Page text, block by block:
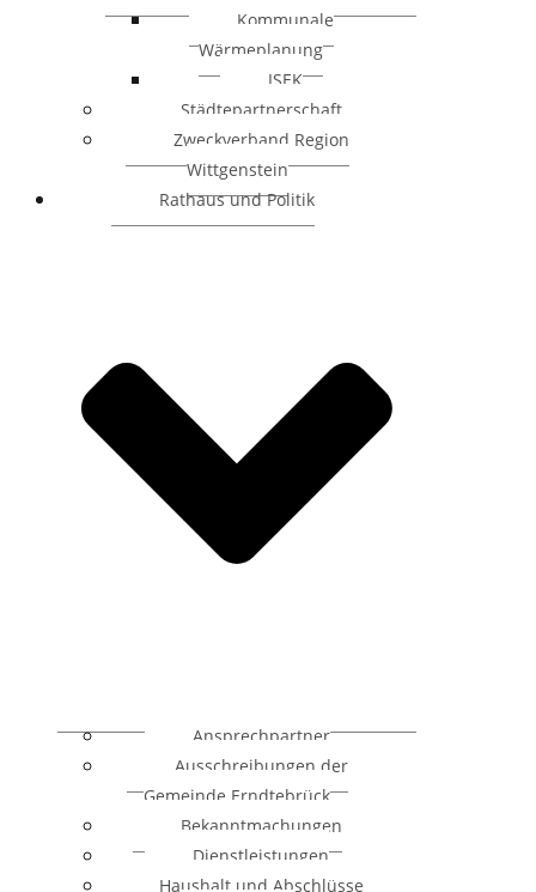
Kommunale
Wärmeplanung
ISEK
Städtepartnerschaft
Zweckverband Region
Wittgenstein
Rathaus und Politik
Ansprechpartner
Ausschreibungen der
Gemeinde Erndtebrück
Bekanntmachungen
Dienstleistungen
Haushalt und Abschlüsse